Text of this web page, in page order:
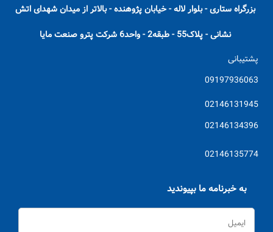
بزرگراه ستاری - بلوار لاله - خیابان پژوهنده - بالاتر از میدان شهدای اتش
نشانی - پلاک55 - طبقه2 - واحد6 شرکت پترو صنعت مایا
پشتیبانی
09197936063
02146131945
02146134396
02146135774
به خبرنامه ما بپیوندید